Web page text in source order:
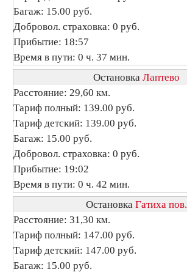
Багаж: 15.00 руб.
Добровол. страховка: 0 руб.
Прибытие: 18:57
Время в пути: 0 ч. 37 мин.
Остановка Лаптево
Расстояние: 29,60 км.
Тариф полный: 139.00 руб.
Тариф детский: 139.00 руб.
Багаж: 15.00 руб.
Добровол. страховка: 0 руб.
Прибытие: 19:02
Время в пути: 0 ч. 42 мин.
Остановка Гатиха пов.
Расстояние: 31,30 км.
Тариф полный: 147.00 руб.
Тариф детский: 147.00 руб.
Багаж: 15.00 руб.